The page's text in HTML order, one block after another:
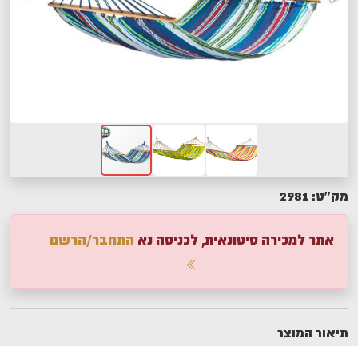
מק''ט: 2981
אתר למכירה סיטונאית, לכניסה נא התחבר/הרשם
תיאור המוצר